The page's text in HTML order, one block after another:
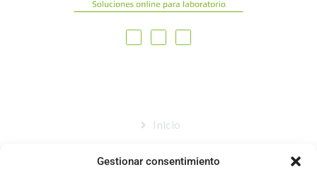
Gestionar consentimiento
Inicio